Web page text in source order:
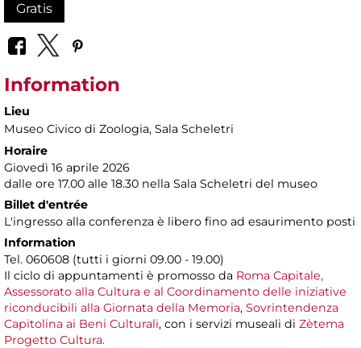
Gratis
Information
Lieu
Museo Civico di Zoologia, Sala Scheletri
Horaire
Giovedì 16 aprile 2026
dalle ore 17.00 alle 18.30 nella Sala Scheletri del museo
Billet d'entrée
L'ingresso alla conferenza è libero fino ad esaurimento posti
Information
Tel. 060608 (tutti i giorni 09.00 - 19.00)
Il ciclo di appuntamenti è promosso da Roma Capitale,
Assessorato alla Cultura e al Coordinamento delle iniziative
riconducibili alla Giornata della Memoria, Sovrintendenza
Capitolina ai Beni Culturali, con i servizi museali di Zètema
Progetto Cultura.